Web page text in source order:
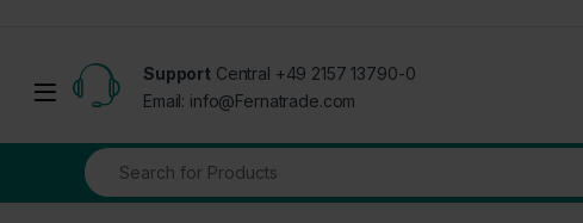
Open
Support Central +49 2157 13790-0
Email: info@Fernatrade.com
Search for: